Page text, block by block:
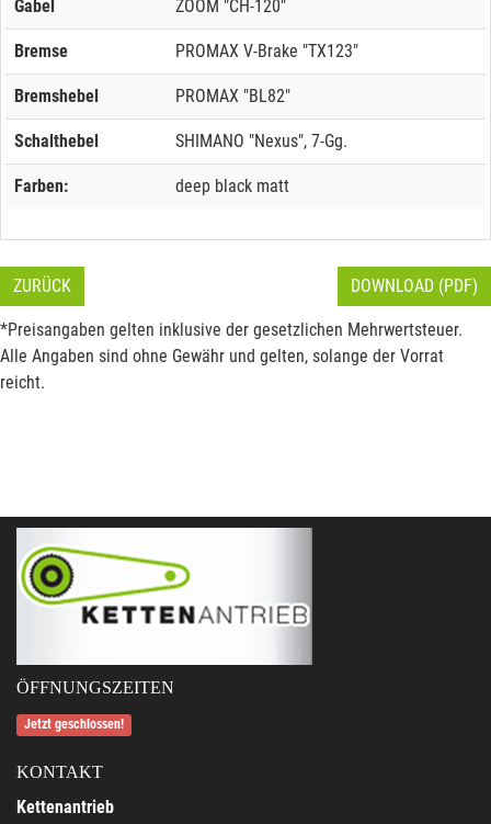
Gabel ZOOM "CH-120"
Bremse PROMAX V-Brake "TX123"
Bremshebel PROMAX "BL82"
Schalthebel SHIMANO "Nexus", 7-Gg.
Farben: deep black matt
ZURÜCK DOWNLOAD (PDF)
*Preisangaben gelten inklusive der gesetzlichen Mehrwertsteuer.
Alle Angaben sind ohne Gewähr und gelten, solange der Vorrat
reicht.
ÖFFNUNGSZEITEN
Jetzt geschlossen!
KONTAKT
Kettenantrieb